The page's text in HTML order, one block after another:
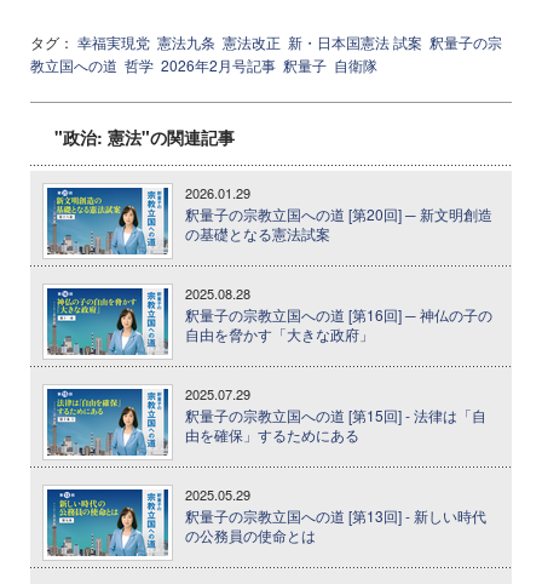
タグ： 幸福実現党 憲法九条 憲法改正 新・日本国憲法 試案 釈量子の宗
教立国への道 哲学 2026年2月号記事 釈量子 自衛隊
"政治: 憲法"の関連記事
2026.01.29
釈量子の宗教立国への道 [第20回] ─ 新文明創造
の基礎となる憲法試案
2025.08.28
釈量子の宗教立国への道 [第16回] ─ 神仏の子の
自由を脅かす「大きな政府」
2025.07.29
釈量子の宗教立国への道 [第15回] - 法律は「自
由を確保」するためにある
2025.05.29
釈量子の宗教立国への道 [第13回] - 新しい時代
の公務員の使命とは